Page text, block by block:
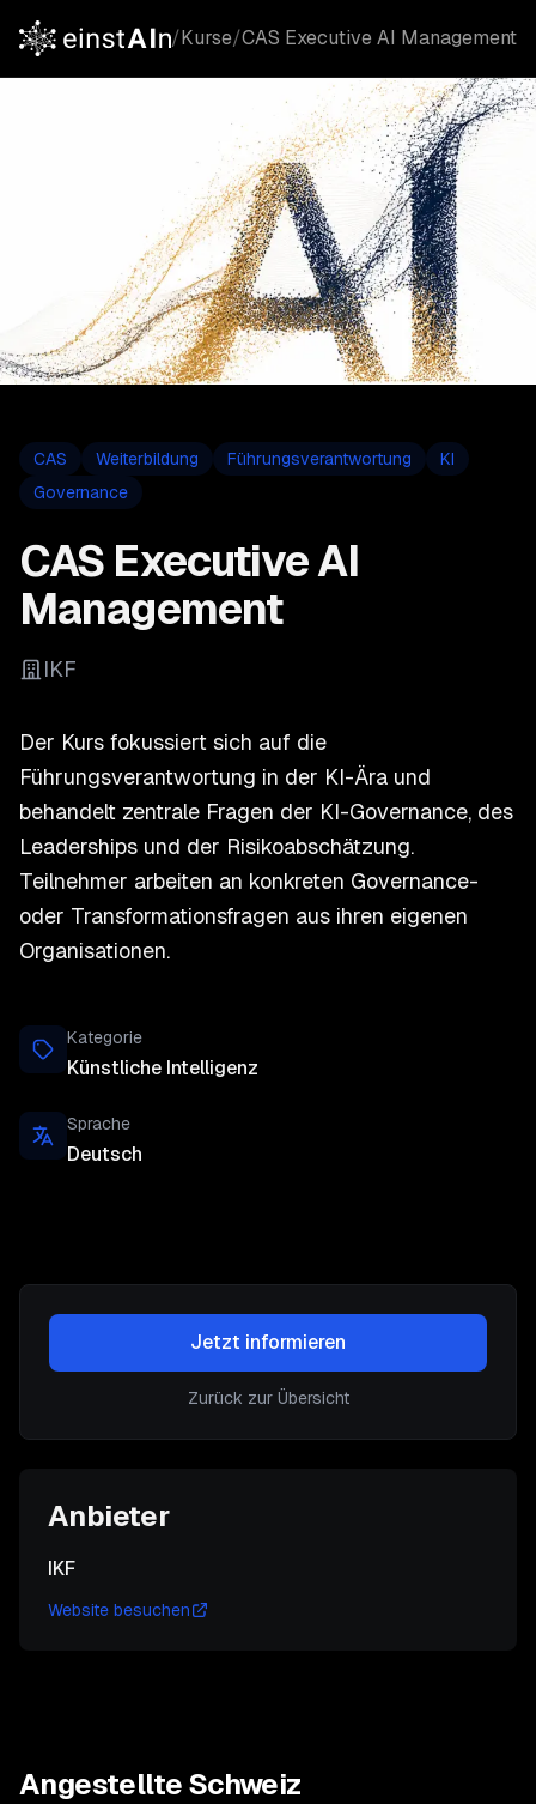
/Kurse/CAS Executive AI Management
CAS Weiterbildung Führungsverantwortung
KI
Governance
CAS Executive AI
Management
IKF
Der Kurs fokussiert sich auf die
Führungsverantwortung in der KI-Ära und
behandelt zentrale Fragen der KI-Governance, des
Leaderships und der Risikoabschätzung.
Teilnehmer arbeiten an konkreten Governance-
oder Transformationsfragen aus ihren eigenen
Organisationen.
Kategorie
Künstliche Intelligenz
Sprache
Deutsch
Jetzt informieren
Zurück zur Übersicht
Anbieter
IKF
Website besuchen
Angestellte Schweiz